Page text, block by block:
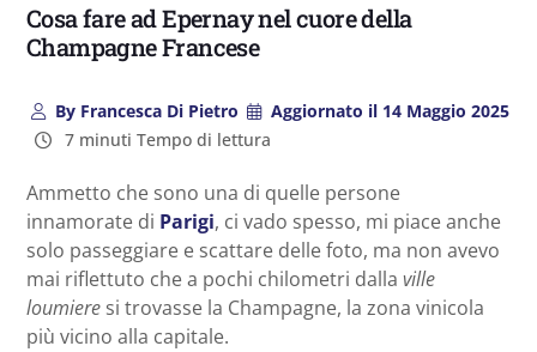
Cosa fare ad Epernay nel cuore della
Champagne Francese
ByFrancesca Di Pietro Aggiornato il 14 Maggio 2025
7 minuti Tempo di lettura
Ammetto che sono una di quelle persone
innamorate di Parigi, ci vado spesso, mi piace anche
solo passeggiare e scattare delle foto, ma non avevo
mai riflettuto che a pochi chilometri dalla ville
loumiere si trovasse la Champagne, la zona vinicola
più vicino alla capitale.